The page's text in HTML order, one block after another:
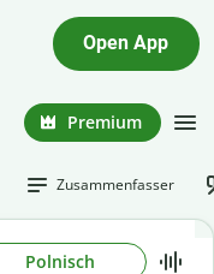
Open App
Premium
Zusammenfasser
Polnisch